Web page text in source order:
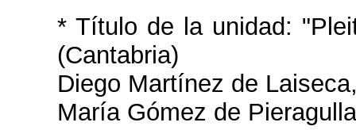
* Título de la unidad:
(Cantabria)
Diego Martínez de
María Gómez de